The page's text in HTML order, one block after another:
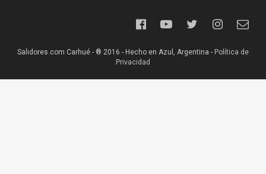
Salidores.com Carhué - ® 2016 - Hecho en Azul, Argentina - Política de
Privacidad